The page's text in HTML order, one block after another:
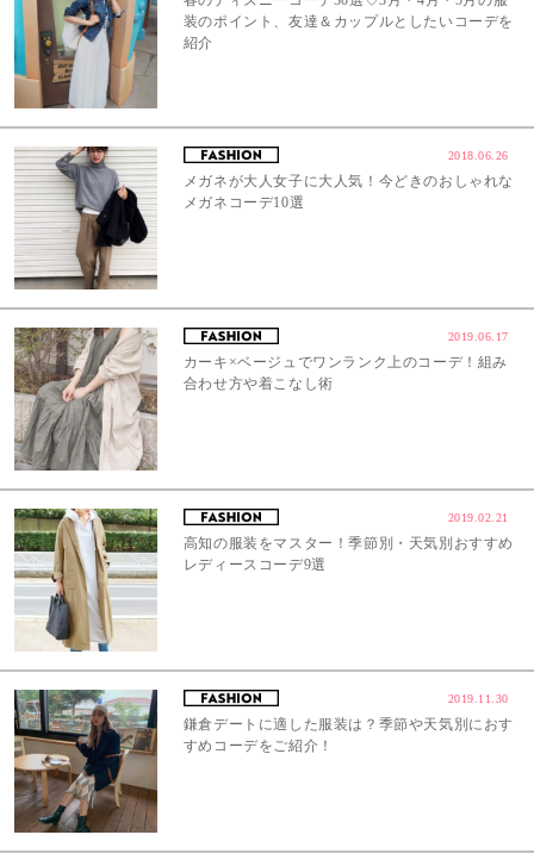
装のポイント、友達＆カップルとしたいコーデを
紹介
2018.06.26
メガネが大人女子に大人気！今どきのおしゃれな
メガネコーデ10選
2019.06.17
カーキ×ベージュでワンランク上のコーデ！組み
合わせ方や着こなし術
2019.02.21
高知の服装をマスター！季節別・天気別おすすめ
レディースコーデ9選
2019.11.30
鎌倉デートに適した服装は？季節や天気別におす
すめコーデをご紹介！